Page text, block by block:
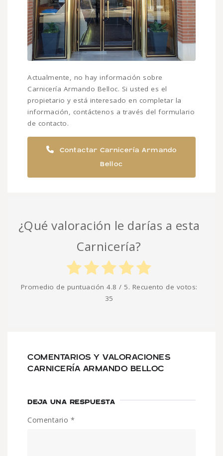
Actualmente, no hay información sobre
Carnicería Armando Belloc. Si usted es el
propietario y está interesado en completar la
información, contáctenos a través del formulario
de contacto.
Contactar Carnicería Armando
Belloc
¿Qué valoración le darías a esta
Carnicería?
Promedio de puntuación 4.8 / 5. Recuento de votos:
35
COMENTARIOS Y VALORACIONES
CARNICERÍA ARMANDO BELLOC
DEJA UNA RESPUESTA
Comentario *